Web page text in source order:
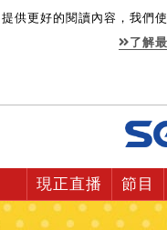
供更好的閱讀內容，我們
了解
現正直播 節目